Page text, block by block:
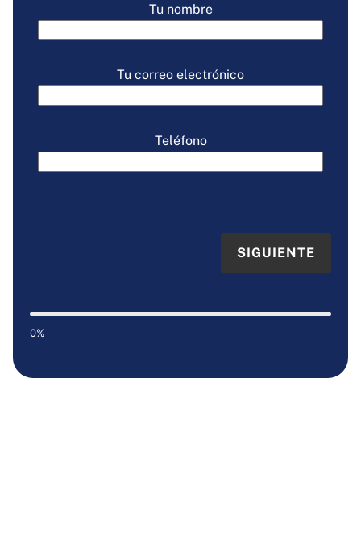
Tu nombre
Tu correo electrónico
Teléfono
SIGUIENTE
0%